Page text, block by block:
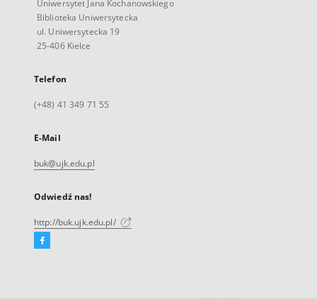
Uniwersytet Jana Kochanowskiego
Biblioteka Uniwersytecka
ul. Uniwersytecka 19
25-406 Kielce
Telefon
(+48) 41 349 71 55
E-Mail
buk@ujk.edu.pl
Odwiedź nas!
http://buk.ujk.edu.pl/
Facebook